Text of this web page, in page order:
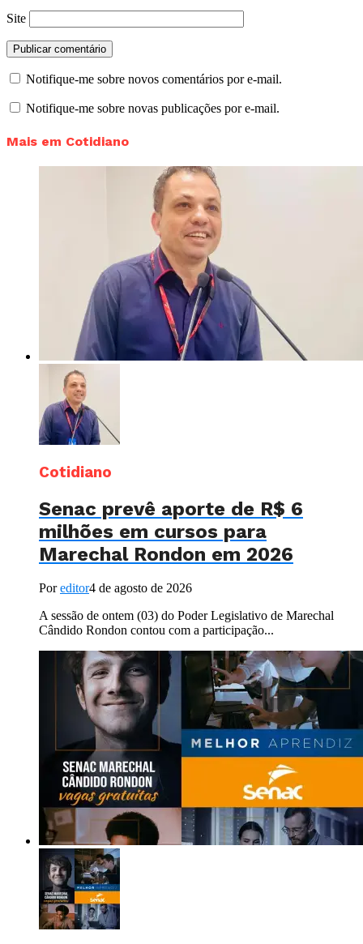
Site
Notifique-me sobre novos comentários por e-mail.
Notifique-me sobre novas publicações por e-mail.
Mais em Cotidiano
Cotidiano
Senac prevê aporte de R$ 6
milhões em cursos para
Marechal Rondon em 2026
Poreditor4 de agosto de 2026
A sessão de ontem (03) do Poder Legislativo de Marechal
Cândido Rondon contou com a participação...